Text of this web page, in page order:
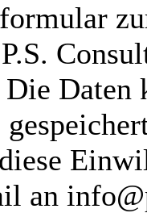
Daten
an